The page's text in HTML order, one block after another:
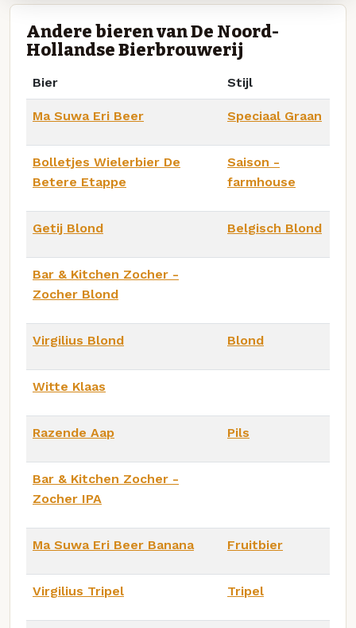
Andere bieren van De Noord-
Hollandse Bierbrouwerij
Bier Stijl
Ma Suwa Eri Beer Speciaal Graan
Bolletjes Wielerbier De
Betere Etappe
Saison -
farmhouse
Getij Blond Belgisch Blond
Bar & Kitchen Zocher -
Zocher Blond
Virgilius Blond Blond
Witte Klaas
Razende Aap Pils
Bar & Kitchen Zocher -
Zocher IPA
Ma Suwa Eri Beer Banana Fruitbier
Virgilius Tripel Tripel